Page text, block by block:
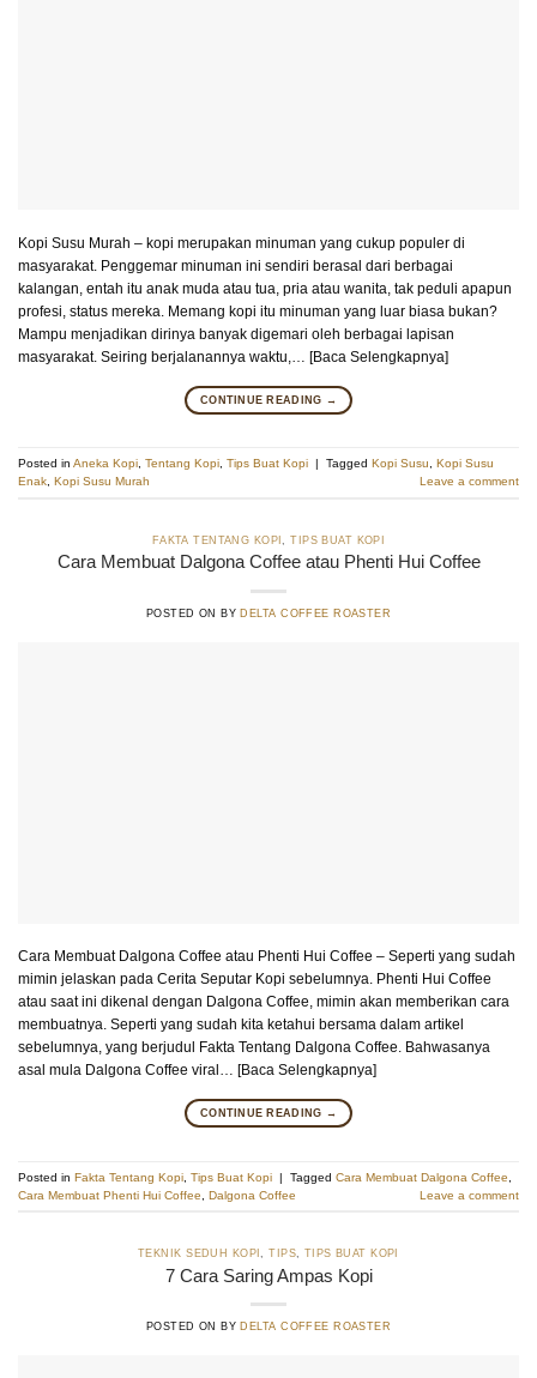
Kopi Susu Murah – kopi merupakan minuman yang cukup populer di
masyarakat. Penggemar minuman ini sendiri berasal dari berbagai
kalangan, entah itu anak muda atau tua, pria atau wanita, tak peduli apapun
profesi, status mereka. Memang kopi itu minuman yang luar biasa bukan?
Mampu menjadikan dirinya banyak digemari oleh berbagai lapisan
masyarakat. Seiring berjalanannya waktu,… [Baca Selengkapnya]
CONTINUE READING →
Posted in Aneka Kopi, Tentang Kopi, Tips Buat Kopi | Tagged Kopi Susu, Kopi Susu
Enak, Kopi Susu Murah Leave a comment
FAKTA TENTANG KOPI,TIPS BUAT KOPI
Cara Membuat Dalgona Coffee atau Phenti Hui Coffee
POSTED ON BY DELTA COFFEE ROASTER
Cara Membuat Dalgona Coffee atau Phenti Hui Coffee – Seperti yang sudah
mimin jelaskan pada Cerita Seputar Kopi sebelumnya. Phenti Hui Coffee
atau saat ini dikenal dengan Dalgona Coffee, mimin akan memberikan cara
membuatnya. Seperti yang sudah kita ketahui bersama dalam artikel
sebelumnya, yang berjudul Fakta Tentang Dalgona Coffee. Bahwasanya
asal mula Dalgona Coffee viral… [Baca Selengkapnya]
CONTINUE READING →
Posted in Fakta Tentang Kopi Tips Buat Kopi | Tagged Cara Membuat Dalgona Coffee
Cara Membuat Phenti Hui Coffee
Dalgona Coffee Leave a comment
TEKNIK SEDUH KOPI,TIPS, TIPS BUAT KOPI
7 Cara Saring Ampas Kopi
POSTED ON BY DELTA COFFEE ROASTER